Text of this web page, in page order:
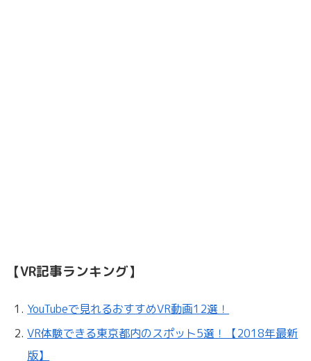
【VR記事ランキング】
YouTubeで見れるおすすめVR動画12選！
VR体験できる東京都内のスポット5選！【2018年最新
版】